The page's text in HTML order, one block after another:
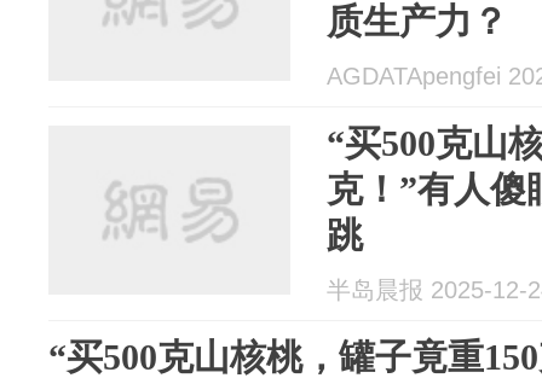
质生产力？
AGDATApengfei
“买500克山
克！”有人傻
跳
半岛晨报 2025-12-
“买500克山核桃，罐子竟重